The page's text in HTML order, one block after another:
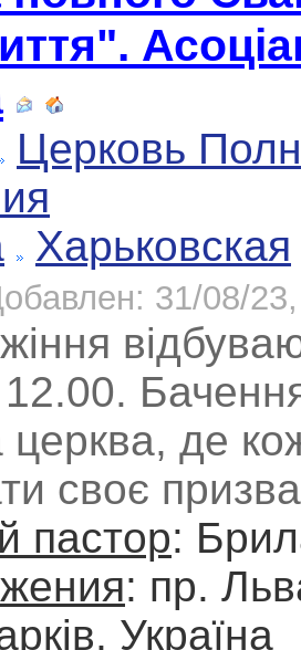
Церковь
Харьковская
31/08/
12.00.
церква, де
своє
пастор:
: пр.
Україна